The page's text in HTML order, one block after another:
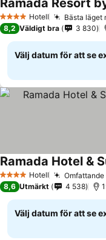
4 StjärnorHotell Bästa läget
Ramada Resort
8,2 Väldigt bra 3 830
Välj datum för att se
4 StjärnorHotell
Se priser
8,6 Utmärkt 4 538
Välj datum för att se